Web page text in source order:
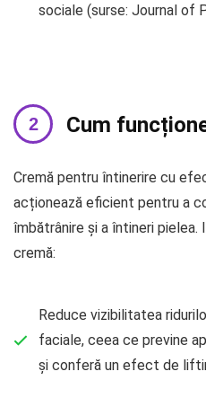
sociale (surse: Journal of
Cum
Cremă pentru întinerire cu
acționează eficient pentru a
îmbătrânire și a întineri
cremă:
Reduce vizibilitatea
faciale, ceea ce previne
și conferă un efect de